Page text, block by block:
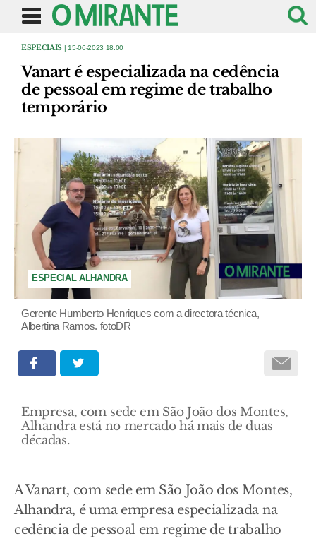
ESPECIAIS | 15-06-2023 18:00
Vanart é especializada na cedência
de pessoal em regime de trabalho
temporário
ESPECIAL ALHANDRA
Gerente Humberto Henriques com a directora técnica,
Albertina Ramos. fotoDR
Empresa, com sede em São João dos Montes,
Alhandra está no mercado há mais de duas
décadas.
A Vanart, com sede em São João dos Montes,
Alhandra, é uma empresa especializada na
cedência de pessoal em regime de trabalho